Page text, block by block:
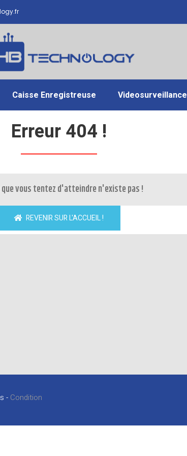
Caisse Enregistreuse Videosurveillance
Erreur 404 !
que vous tentez d'atteindre n'existe pas !
REVENIR SUR L'ACCUEIL !
- Condition